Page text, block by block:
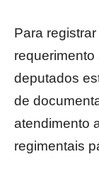
Para
requerimento
deputados
de
atendimento
regimentais